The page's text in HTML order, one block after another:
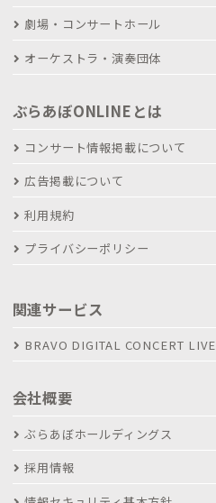
劇場・コンサートホール
オーケストラ・演奏団体
ぶらあぼONLINEとは
コンサート情報掲載について
広告掲載について
利用規約
プライバシーポリシー
関連サービス
BRAVO DIGITAL CONCERT LIVE
会社概要
ぶらあぼホールディングス
採用情報